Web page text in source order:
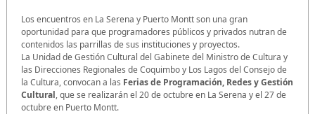
Los encuentros en La Serena y Puerto Montt son una gran
oportunidad para que programadores públicos y privados nutran de
contenidos las parrillas de sus instituciones y proyectos.
La Unidad de Gestión Cultural del Gabinete del Ministro de Cultura y
las Direcciones Regionales de Coquimbo y Los Lagos del Consejo de
la Cultura, convocan a las Ferias de Programación, Redes y Gestión
Cultural, que se realizarán el 20 de octubre en La Serena y el 27 de
octubre en Puerto Montt.